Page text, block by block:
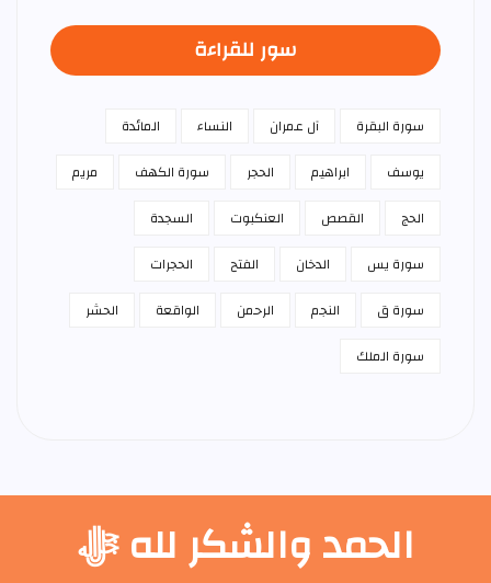
سور للقراءة
سورة البقرة آل عمران النساء
المائدة
يوسف
ابراهيم الحجر سورة الكهف
مريم
الحج
القصص العنكبوت
السجدة
سورة يس
الدخان الفتح
الحجرات
سورة ق
النجم الرحمن الواقعة
الحشر
سورة الملك
الحمد والشكر لله ﷻ